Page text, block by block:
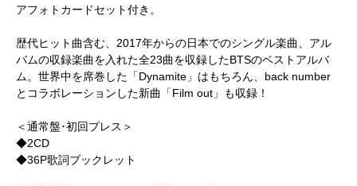
アフォトカードセット付き。
歴代ヒット曲含む、2017年からの日本でのシングル楽曲、アル
バムの収録楽曲を入れた全23曲を収録したBTSのベストアルバ
ム。世界中を席巻した「Dynamite」はもちろん、back number
とコラボレーションした新曲「Film out」も収録！
＜通常盤･初回プレス＞
◆2CD
◆36P歌詞ブックレット